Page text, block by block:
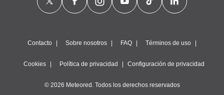
Contacto Sobre nosotros FAQ Términos de uso
Cookies Política de privacidad Configuración de privacidad
© 2026 Meteored. Todos los derechos reservados